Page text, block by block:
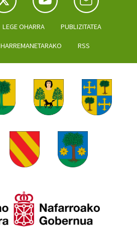
LEGE OHARRA PUBLIZITATEA
HARREMANETARAKO RSS